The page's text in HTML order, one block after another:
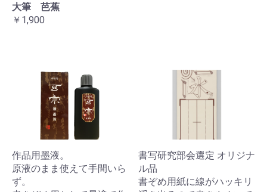
大筆 芭蕉
￥1,900
作品用墨液。
原液のまま使えて手間いら
ず。
書写研究部会選定 オリジナ
ル品
書ぞめ用紙に線がハッキリ